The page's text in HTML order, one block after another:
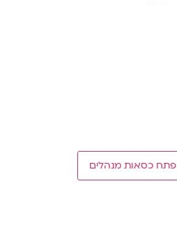
פתח כסאות מנהלים